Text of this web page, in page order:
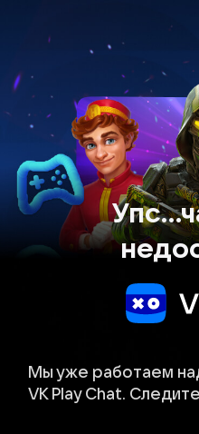
Мы уже работаем
VK Play Chat.